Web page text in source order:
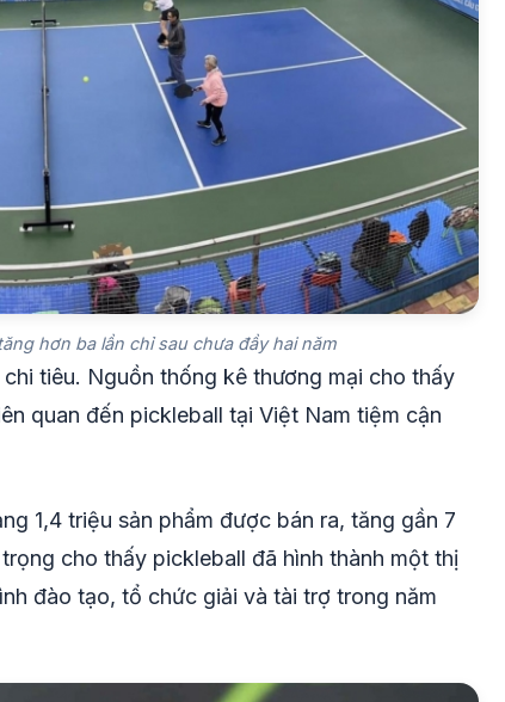
hơn ba lần chỉ sau chưa đầy hai năm
tiêu. Nguồn thống kê thương mại cho thấy
quan đến pickleball tại Việt Nam tiệm cận
1,4 triệu sản phẩm được bán ra, tăng gần 7
cho thấy pickleball đã hình thành một thị
đào tạo, tổ chức giải và tài trợ trong năm